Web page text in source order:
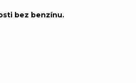
bez benzínu.